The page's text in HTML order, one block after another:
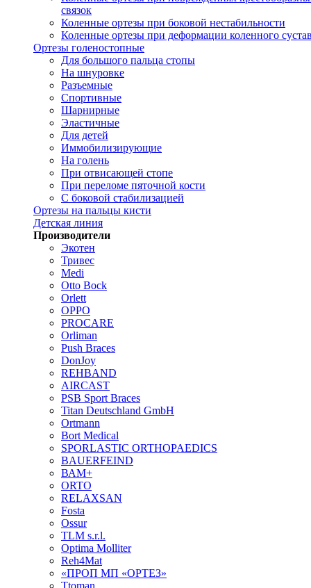
связок
Коленные ортезы при боковой нестабильности
Коленные ортезы при деформации коленного
Ортезы голеностопные
Для большого пальца стопы
На шнуровке
Разъемные
Спортивные
Шарнирные
Эластичные
Для детей
Иммобилизирующие
На голень
При отвисающей стопе
При переломе пяточной кости
С боковой стабилизацией
Ортезы на пальцы кисти
Детская линия
Производители
Экотен
Тривес
Medi
Otto Bock
Orlett
OPPO
PROCARE
Orliman
Push Braces
DonJoy
REHBAND
AIRCAST
PSB Sport Braces
Titan Deutschland GmbH
Ortmann
Bort Medical
SPORLASTIC ORTHOPAEDICS
BAUERFEIND
ВАМ+
ORTO
RELAXSAN
Fosta
Ossur
TLM s.r.l.
Optima Molliter
Reh4Mat
«ПРОП МП «ОРТЕЗ»
Ttoman